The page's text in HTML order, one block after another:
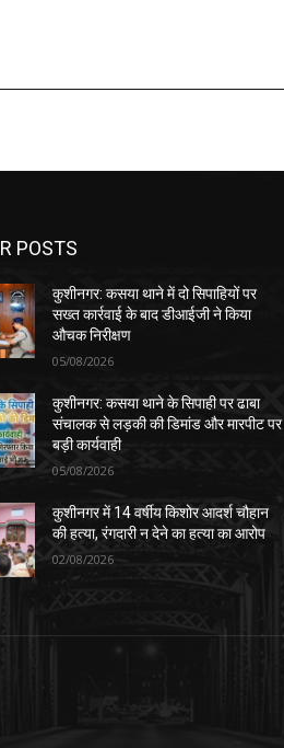
POSTS
कुशीनगर: कसया थाने में दो सिपाहियों पर
सख्त कार्रवाई के बाद डीआईजी ने किया
औचक निरीक्षण
05/08/2026
कुशीनगर: कसया थाने के सिपाही पर ढाबा
संचालक से लड़की की डिमांड और मारपीट पर
बड़ी कार्यवाही
05/08/2026
कुशीनगर में 14 वर्षीय किशोर आदर्श चौहान
की हत्या, रंगदारी न देने का हत्या का आरोप
02/08/2026